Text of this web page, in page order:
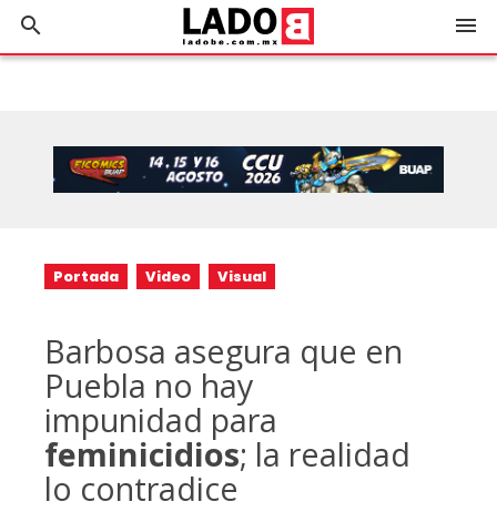
search menu
Portada Video Visual
Barbosa asegura que en
Puebla no hay
impunidad para
feminicidios; la realidad
lo contradice